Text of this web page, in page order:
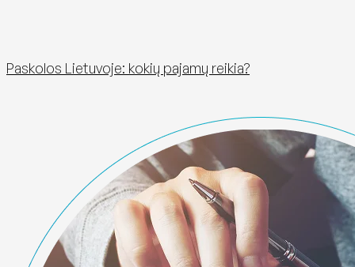
Paskolos Lietuvoje: kokių pajamų reikia?